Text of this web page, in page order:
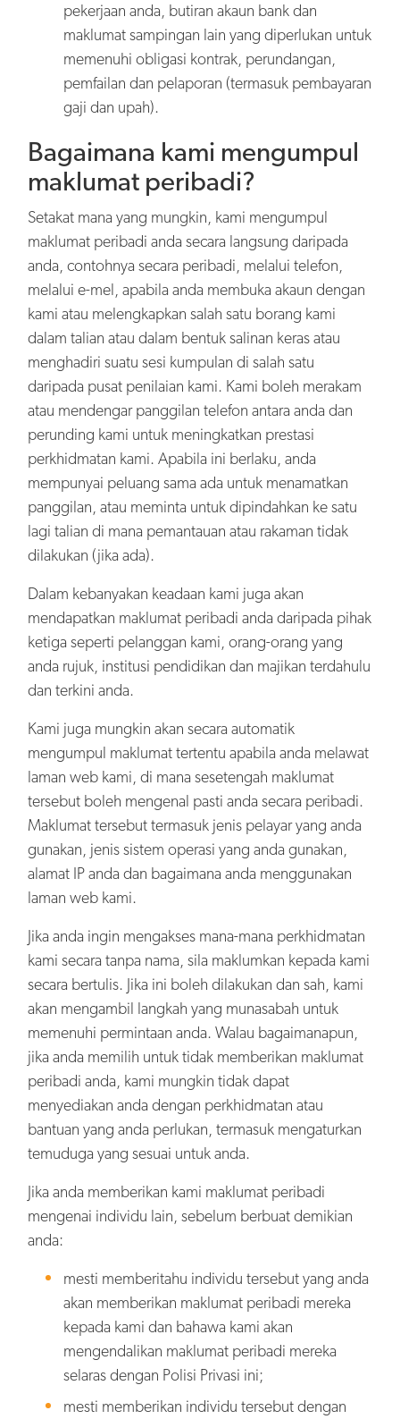
pekerjaan anda, butiran akaun bank dan
maklumat sampingan lain yang diperlukan untuk
memenuhi obligasi kontrak, perundangan,
pemfailan dan pelaporan (termasuk pembayaran
gaji dan upah).
Bagaimana kami mengumpul
maklumat peribadi?
Setakat mana yang mungkin, kami mengumpul
maklumat peribadi anda secara langsung daripada
anda, contohnya secara peribadi, melalui telefon,
melalui e-mel, apabila anda membuka akaun dengan
kami atau melengkapkan salah satu borang kami
dalam talian atau dalam bentuk salinan keras atau
menghadiri suatu sesi kumpulan di salah satu
daripada pusat penilaian kami. Kami boleh merakam
atau mendengar panggilan telefon antara anda dan
perunding kami untuk meningkatkan prestasi
perkhidmatan kami. Apabila ini berlaku, anda
mempunyai peluang sama ada untuk menamatkan
panggilan, atau meminta untuk dipindahkan ke satu
lagi talian di mana pemantauan atau rakaman tidak
dilakukan (jika ada).
Dalam kebanyakan keadaan kami juga akan
mendapatkan maklumat peribadi anda daripada pihak
ketiga seperti pelanggan kami, orang-orang yang
anda rujuk, institusi pendidikan dan majikan terdahulu
dan terkini anda.
Kami juga mungkin akan secara automatik
mengumpul maklumat tertentu apabila anda melawat
laman web kami, di mana sesetengah maklumat
tersebut boleh mengenal pasti anda secara peribadi.
Maklumat tersebut termasuk jenis pelayar yang anda
gunakan, jenis sistem operasi yang anda gunakan,
alamat IP anda dan bagaimana anda menggunakan
laman web kami.
Jika anda ingin mengakses mana-mana perkhidmatan
kami secara tanpa nama, sila maklumkan kepada kami
secara bertulis. Jika ini boleh dilakukan dan sah, kami
akan mengambil langkah yang munasabah untuk
memenuhi permintaan anda. Walau bagaimanapun,
jika anda memilih untuk tidak memberikan maklumat
peribadi anda, kami mungkin tidak dapat
menyediakan anda dengan perkhidmatan atau
bantuan yang anda perlukan, termasuk mengaturkan
temuduga yang sesuai untuk anda.
Jika anda memberikan kami maklumat peribadi
mengenai individu lain, sebelum berbuat demikian
anda:
mesti memberitahu individu tersebut yang anda
akan memberikan maklumat peribadi mereka
kepada kami dan bahawa kami akan
mengendalikan maklumat peribadi mereka
selaras dengan Polisi Privasi ini;
mesti memberikan individu tersebut dengan